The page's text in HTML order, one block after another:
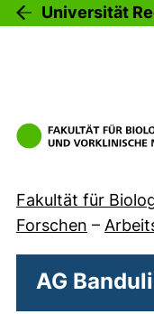
Universität
Fakultät für
Forschen –
AG